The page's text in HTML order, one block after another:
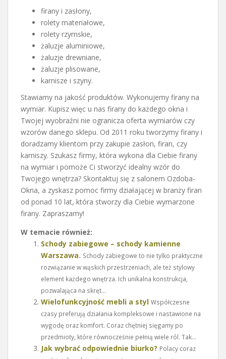
firany i zasłony,
rolety materiałowe,
rolety rzymskie,
żaluzje aluminiowe,
żaluzje drewniane,
żaluzje plisowane,
karnisze i szyny.
Stawiamy na jakość produktów. Wykonujemy firany na
wymiar. Kupisz więc u nas firany do każdego okna i
Twojej wyobraźni nie ogranicza oferta wymiarów czy
wzorów danego sklepu. Od 2011 roku tworzymy firany i
doradzamy klientom przy zakupie zasłon, firan, czy
karniszy. Szukasz firmy, która wykona dla Ciebie firany
na wymiar i pomoże Ci stworzyć idealny wzór do
Twojego wnętrza? Skontaktuj się z salonem Ozdoba-
Okna, a zyskasz pomoc firmy działającej w branży firan
od ponad 10 lat, która stworzy dla Ciebie wymarzone
firany. Zapraszamy!
W temacie również:
Schody zabiegowe – schody kamienne
Warszawa. Schody zabiegowe to nie tylko praktyczne
rozwiązanie w wąskich przestrzeniach, ale też stylowy
element każdego wnętrza. Ich unikalna konstrukcja,
pozwalająca na skręt...
Wielofunkcyjność mebli a styl Współczesne
czasy preferują działania kompleksowe i nastawione na
wygodę oraz komfort. Coraz chętniej sięgamy po
przedmioty, które równocześnie pełnią wiele ról. Tak...
Jak wybrać odpowiednie biurko? Polacy coraz